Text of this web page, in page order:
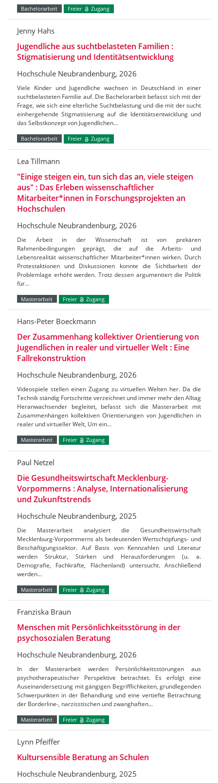
Bachelorarbeit Freier Zugang
Jenny Hahs
Jugendliche aus suchtbelasteten Familien :
Stigmatisierung und Identitätsentwicklung
Hochschule Neubrandenburg, 2026
Viele Kinder und Jugendliche wachsen in Deutschland in einer
suchtbelasteten Familie auf. Die Bachelorarbeit befasst sich mit der
Frage, wie sich eine elterliche Suchtbelastung und die mit der sucht
einhergehende Stigmatisierung auf die Identitätsentwicklung und
das Selbstkonzept von Jugendlichen…
Bachelorarbeit Freier Zugang
Lea Tillmann
"Einige steigen ein, tun sich das an, viele steigen
aus" : Das Erleben wissenschaftlicher
Mitarbeiter*innen in Forschungsprojekten an
Hochschulen
Hochschule Neubrandenburg, 2026
Die Arbeit in der Wissenschaft ist von prekären
Rahmenbedingungen geprägt, die auf die Arbeits- und
Lebensrealität wissenschaftlicher Mitarbeiter*innen wirken. Durch
Protestaktionen und Diskussionen konnte die Sichtbarkeit der
Problemlage erhöht werden. Trotz dessen argumentiert die Politik
für…
Masterarbeit Freier Zugang
Hans-Peter Boeckmann
Der Zusammenhang kollektiver Orientierung von
Jugendlichen in realer und virtueller Welt : Eine
Fallrekonstruktion
Hochschule Neubrandenburg, 2026
Videospiele stellen einen Zugang zu virtuellen Welten her. Da die
Technik ständig Fortschritte verzeichnet und immer mehr den Alltag
Heranwachsender begleitet, befasst sich die Masterarbeit mit
Zusammenhängen kollektiven Orientierungen von Jugendlichen in
realer und virtueller Welt, Um ein…
Masterarbeit Freier Zugang
Paul Netzel
Die Gesundheitswirtschaft Mecklenburg-
Vorpommerns : Analyse, Internationalisierung
und Zukunftstrends
Hochschule Neubrandenburg, 2025
Die Masterarbeit analysiert die Gesundheitswirtschaft
Mecklenburg-Vorpommerns als bedeutenden Wertschöpfungs- und
Beschäftigungssektor. Auf Basis von Kennzahlen und Literatur
werden Struktur, Stärken und Herausforderungen (u. a.
Demografie, Fachkräfte, Flächenland) untersucht. Anschließend
werden…
Masterarbeit Freier Zugang
Franziska Braun
Menschen mit Persönlichkeitsstörung in der
psychosozialen Beratung
Hochschule Neubrandenburg, 2026
In der Masterarbeit werden Persönlichkeitsstörungen aus
psychotherapeutischer Perspektive betrachtet. Es erfolgt eine
Auseinandersetzung mit gängigen Begrifflichkeiten, grundlegenden
Schwerpunkten in der Behandlung und eine vertiefte Betrachtung
der Borderline-, narzisstischen und zwanghaften…
Masterarbeit Freier Zugang
Lynn Pfeiffer
Kultursensible Beratung an Schulen
Hochschule Neubrandenburg, 2025